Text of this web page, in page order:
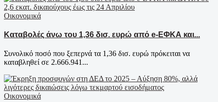
Οικονομικά
Καταβολές άνω του 1,36 δισ. ευρώ από e-ΕΦΚΑ και...
Συνολικό ποσό που ξεπερνά τα 1,36 δισ. ευρώ πρόκειται να
καταβληθεί σε 2.666.941...
Οικονομικά